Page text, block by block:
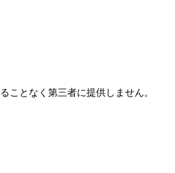
ことなく第三者に提供しません。